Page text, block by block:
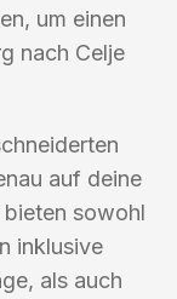
um einen
nach Celje
auf deine
sowohl
inklusive
als auch